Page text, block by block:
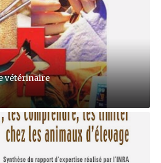
vétérinaire